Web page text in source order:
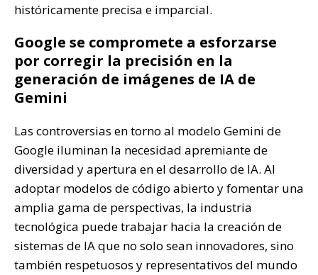
históricamente precisa e imparcial.
Google se compromete a esforzarse
por corregir la precisión en la
generación de imágenes de IA de
Gemini
Las controversias en torno al modelo Gemini de
Google iluminan la necesidad apremiante de
diversidad y apertura en el desarrollo de IA. Al
adoptar modelos de código abierto y fomentar una
amplia gama de perspectivas, la industria
tecnológica puede trabajar hacia la creación de
sistemas de IA que no solo sean innovadores, sino
también respetuosos y representativos del mundo